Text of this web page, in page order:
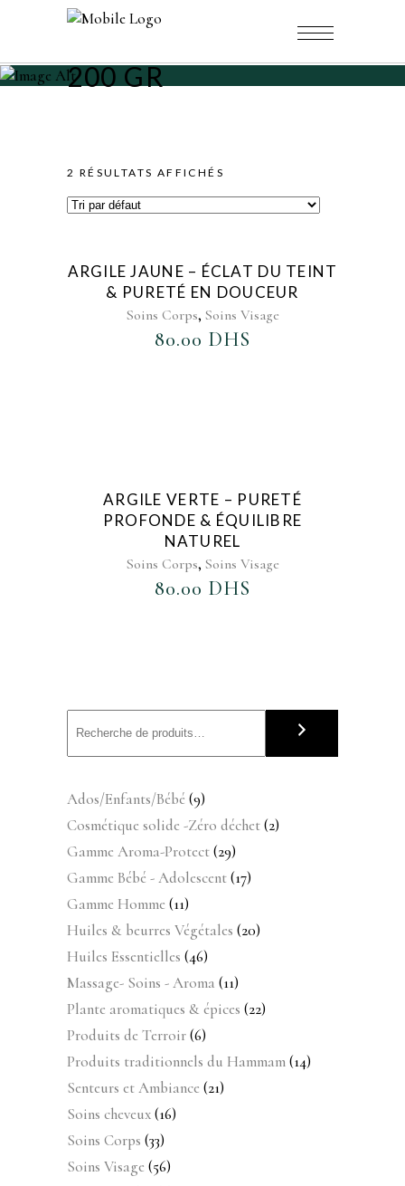
200 GR
2 RÉSULTATS AFFICHÉS
ARGILE JAUNE – ÉCLAT DU TEINT
& PURETÉ EN DOUCEUR
Soins Corps, Soins Visage
80.00 DHS
ARGILE VERTE – PURETÉ
PROFONDE & ÉQUILIBRE
NATUREL
Soins Corps, Soins Visage
80.00 DHS
Ados/Enfants/Bébé 99
produits
Cosmétique solide -Zéro déchet 22
Gamme Aroma-Protect 2929
produits
Gamme Bébé - Adolescent 1717
Gamme Homme 1111
produits
Huiles & beurres Végétales 2020
Huiles Essentielles 4646
produits
Massage- Soins - Aroma 1111
produits
Plante aromatiques & épices 2222
Produits de Terroir 66
produits
Produits traditionnels du Hammam 1414
Senteurs et Ambiance 2121
Soins cheveux 1616
Soins Corps 3333
produits
Soins Visage 5656